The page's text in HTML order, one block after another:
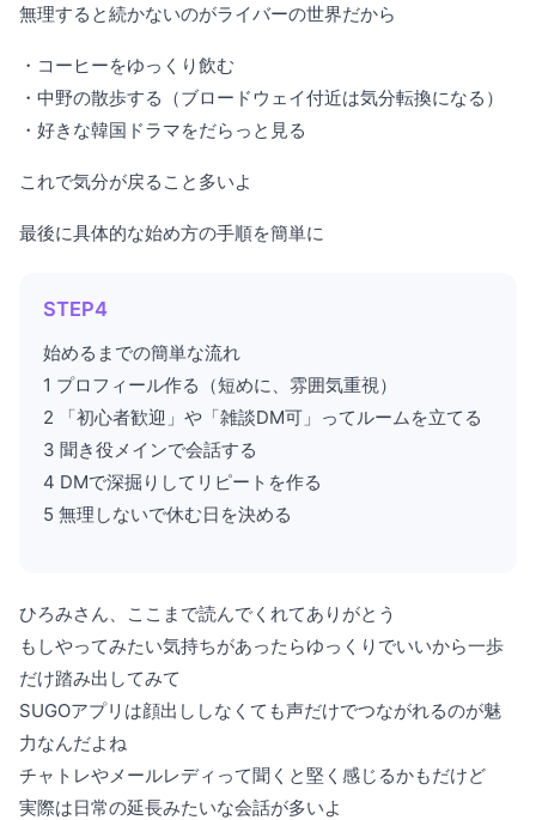
無理すると続かないのがライバーの世界だから
・コーヒーをゆっくり飲む
・中野の散歩する（ブロードウェイ付近は気分転換になる）
・好きな韓国ドラマをだらっと見る
これで気分が戻ること多いよ
最後に具体的な始め方の手順を簡単に
STEP4
始めるまでの簡単な流れ
1 プロフィール作る（短めに、雰囲気重視）
2 「初心者歓迎」や「雑談DM可」ってルームを立てる
3 聞き役メインで会話する
4 DMで深掘りしてリピートを作る
5 無理しないで休む日を決める
ひろみさん、ここまで読んでくれてありがとう
もしやってみたい気持ちがあったらゆっくりでいいから一歩
だけ踏み出してみて
SUGOアプリは顔出ししなくても声だけでつながれるのが魅
力なんだよね
チャトレやメールレディって聞くと堅く感じるかもだけど
実際は日常の延長みたいな会話が多いよ